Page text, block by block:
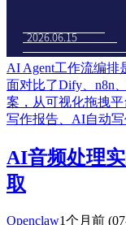
AI Agent工作流编排
面对比了Dify、n8n
案，从可视化拖拽
写作报告、AI自动
AI音频处理
取
Openclaw1个月前